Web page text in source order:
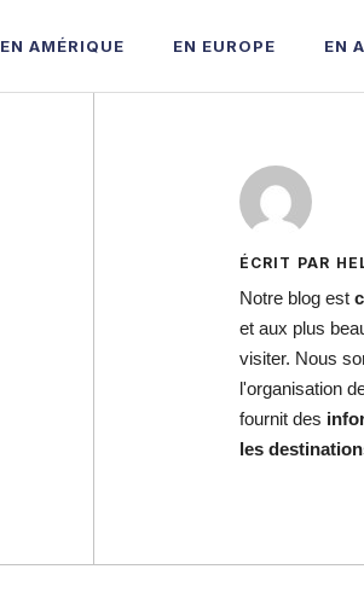
EN AMÉRIQUE EN EUROPE EN
ÉCRIT PAR
Notre blog est
et aux plus
visiter. Nous
l'organisation
fournit des
les